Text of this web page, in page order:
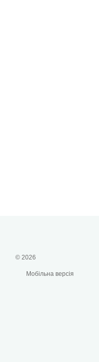
© 2026
Мобільна версія